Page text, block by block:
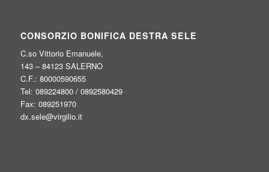
CONSORZIO BONIFICA DESTRA SELE
C.so Vittorio Emanuele,
143 – 84123 SALERNO
C.F.: 80000590655
Tel: 089224800 / 0892580429
Fax: 089251970
dx.sele@virgilio.it